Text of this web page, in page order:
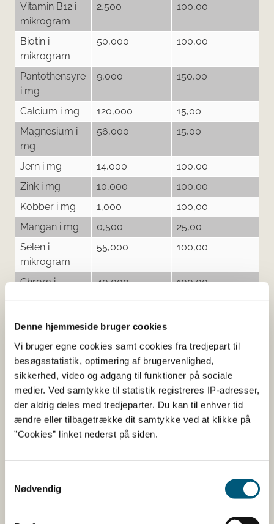
Denne hjemmeside bruger cookies
Vi bruger egne cookies samt cookies fra tredjepart til
besøgsstatistik, optimering af brugervenlighed,
sikkerhed, video og adgang til funktioner på sociale
medier. Ved samtykke til statistik registreres IP-adresser,
der aldrig deles med tredjeparter. Du kan til enhver tid
ændre eller tilbagetrække dit samtykke ved at klikke på
”Cookies” linket nederst på siden.
Nødvendig
Vitamin B12 i
mikrogram
2,500 100,00
Biotin i
mikrogram
50,000 100,00
Pantothensyre
i mg
9,000 150,00
Calcium i mg 120,000
15,00
Magnesium i
mg
56,000 15,00
Jern i mg 14,000
100,00
Zink i mg
10,000
100,00
Kobber i mg
1,000
100,00
Mangan i mg
0,500
25,00
Selen i
mikrogram
55,000 100,00
Chrom i
40,000 100,00
mikrogram
Jod i
mikrogram
150,000 100,00
Tilsætningsstoffer og aromaer
Hydroxypropylmethylcellulose